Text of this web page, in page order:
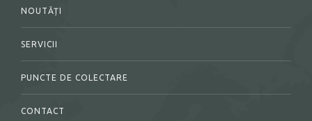
NOUTĂȚI
SERVICII
PUNCTE DE COLECTARE
CONTACT